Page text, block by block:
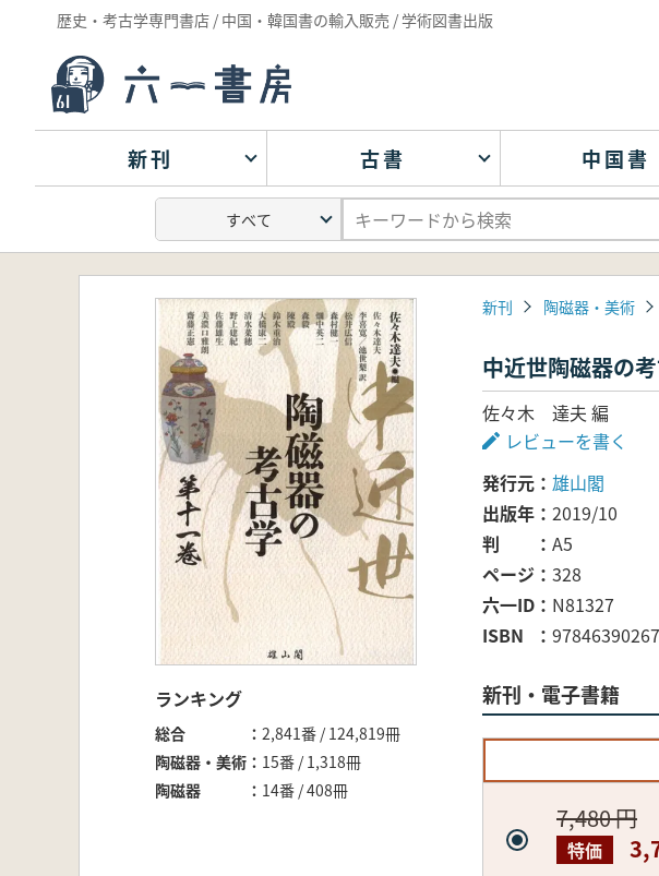
歴史・考古学専門書店 / 中国・韓国書の輸入販売 / 学術図書出版
新刊 古書 中国書
ランキング
総合
2,841番 / 124,819冊
陶磁器・美術
15番 / 1,318冊
陶磁器
14番 / 408冊
新刊 陶磁器・美術
中近世陶磁器の
佐々木 達夫 編
レビューを書く
発行元
雄山閣
出版年
2019/10
判
A5
ページ
328
六一ID
N81327
ISBN
新刊・電子書籍
7,480 円
特価